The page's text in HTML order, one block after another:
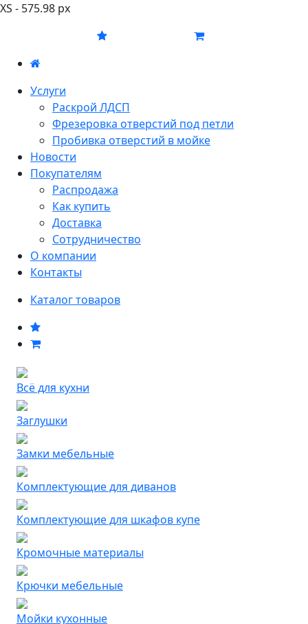
XS - 575.98 px
Услуги
Раскрой ЛДСП
Фрезеровка отверстий под петли
Пробивка отверстий в мойке
Новости
Покупателям
Распродажа
Как купить
Доставка
Сотрудничество
О компании
Контакты
Каталог товаров
Всё для кухни
Заглушки
Замки мебельные
Комплектующие для диванов
Комплектующие для шкафов купе
Кромочные материалы
Крючки мебельные
Мойки кухонные